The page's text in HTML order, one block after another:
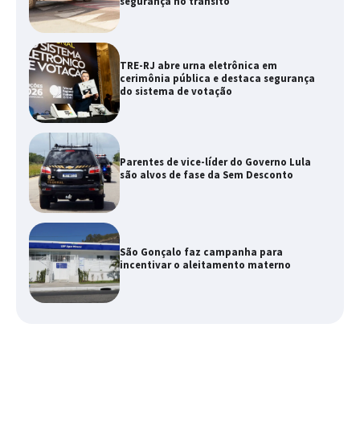
TRE-RJ abre urna eletrônica em
cerimônia pública e destaca segurança
do sistema de votação
Parentes de vice-líder do Governo Lula
são alvos de fase da Sem Desconto
São Gonçalo faz campanha para
incentivar o aleitamento materno